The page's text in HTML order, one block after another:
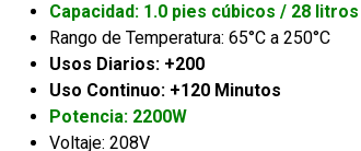
Capacidad: 1.0 pies cúbicos / 28 litros
Rango de Temperatura: 65°C a 250°C
Usos Diarios: +200
Uso Continuo: +120 Minutos
Potencia: 2200W
Voltaje: 208V